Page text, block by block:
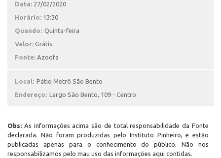
Data: 27/02/2020
Horário: 13:30
Quando: Quinta-feira
Valor: Grátis
Fonte: Azoofa
Local: Pátio Metrô São Bento
Endereço: Largo São Bento, 109 - Centro
Obs: As informações acima são de total responsabilidade da Fonte
declarada. Não foram produzidas pelo Instituto Pinheiro, e estão
publicadas apenas para o conhecimento do público. Não nos
responsabilizamos pelo mau uso das informações aqui contidas.